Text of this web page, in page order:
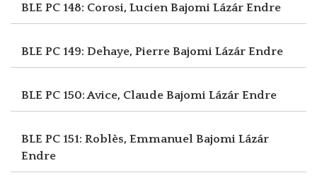
BLE PC 148: Corosi, LucienBajomi Lázár Endre
BLE PC 149: Dehaye, Pierre Bajomi Lázár Endre
BLE PC 150: Avice, Claude Bajomi Lázár Endre
BLE PC 151: Roblès, Emmanuel Bajomi Lázár
Endre